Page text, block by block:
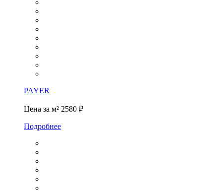
PAYER
Цена за м² 2580 ₽
Подробнее